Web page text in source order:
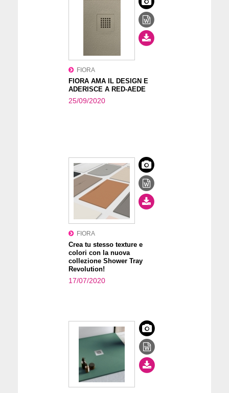
FIORA
FIORA AMA IL DESIGN E
ADERISCE A RED-AEDE
25/09/2020
FIORA
Crea tu stesso texture e
colori con la nuova
collezione Shower Tray
Revolution!
17/07/2020